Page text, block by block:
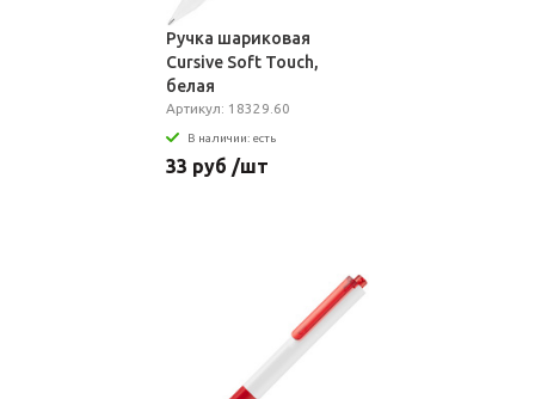
Ручка шариковая
Cursive Soft Touch,
белая
Артикул: 18329.60
В наличии: есть
33 руб /шт